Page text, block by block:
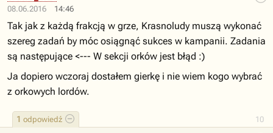
08.06.2016 14:46
10
1 odpowiedź
Tak jak z każdą frakcją w grze, Krasnoludy muszą wykonać
szereg zadań by móc osiągnąć sukces w kampanii. Zadania
są następujące <--- W sekcji orków jest błąd :)
Ja dopiero wczoraj dostałem gierkę i nie wiem kogo wybrać
z orkowych lordów.